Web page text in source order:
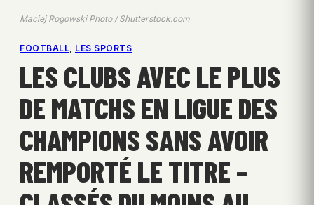
Maciej Rogowski Photo / Shutterstock.com
FOOTBALL LES SPORTS
LES CLUBS AVEC LE PLUS
DE MATCHS EN LIGUE DES
CHAMPIONS SANS AVOIR
REMPORTÉ LE TITRE –